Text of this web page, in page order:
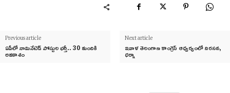
Previous article
ఏపీలో నామినేటెడ్ పోస్టుల భర్తీ.. 30 మందికి
అవకాశం
Next article
ఇవాళ తెలంగాణ కాంగ్రెస్ ఆధ్వర్యంలో నిరసన,
ధర్నా